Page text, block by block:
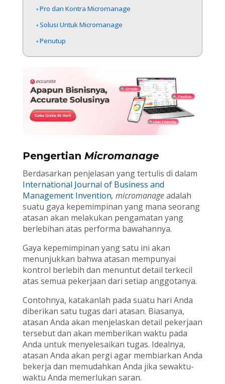
Pro dan Kontra Micromanage
Solusi Untuk Micromanage
Penutup
Pengertian Micromanage
Berdasarkan penjelasan yang tertulis di dalam
International Journal of Business and
Management Invention, micromanageadalah
suatu gaya kepemimpinan yang mana seorang
atasan akan melakukan pengamatan yang
berlebihan atas performa bawahannya.
Gaya kepemimpinan yang satu ini akan
menunjukkan bahwa atasan mempunyai
kontrol berlebih dan menuntut detail terkecil
atas semua pekerjaan dari setiap anggotanya.
Contohnya, katakanlah pada suatu hari Anda
diberikan satu tugas dari atasan. Biasanya,
atasan Anda akan menjelaskan detail pekerjaan
tersebut dan akan memberikan waktu pada
Anda untuk menyelesaikan tugas. Idealnya,
atasan Anda akan pergi agar membiarkan Anda
bekerja dan memudahkan Anda jika sewaktu-
waktu Anda memerlukan saran.